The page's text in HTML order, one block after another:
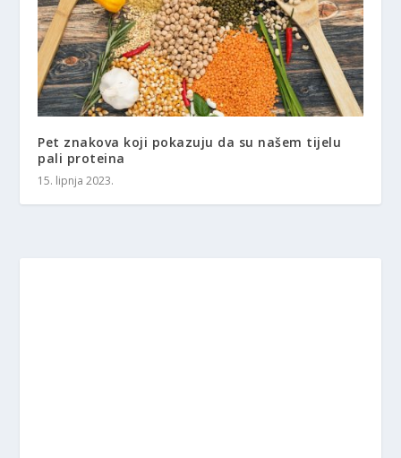
Pet znakova koji pokazuju da su našem tijelu
pali proteina
15. lipnja 2023.